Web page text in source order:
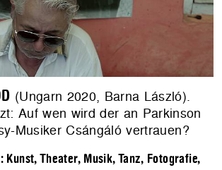
(Ungarn 2020, Barna László).
Auf wen wird der an Parkinson
Musiker Csángáló vertrauen?
Theater, Musik, Tanz, Fotografie,